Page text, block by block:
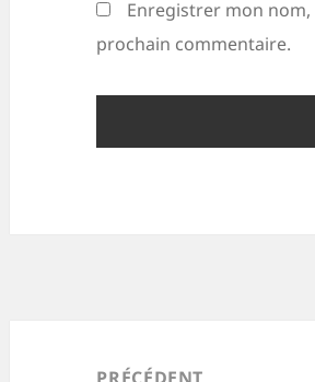
Enregistrer mon
prochain commentaire.